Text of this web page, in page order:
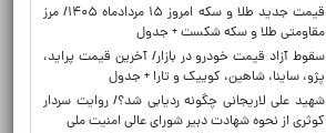
قیمت جدید طلا و سکه امروز ۱۵ مردادماه ۱۴۰۵/ مرز
مقاومتی طلا و سکه شکست + جدول
سقوط آزاد قیمت خودرو در بازار/ آخرین قیمت پراید،
پژو، ساینا، شاهین، کوییک و تارا + جدول
شهید علی لاریجانی چگونه ردیابی شد؟/ روایت سردار
کوثری از نحوه شهادت دبیر شورای عالی امنیت ملی